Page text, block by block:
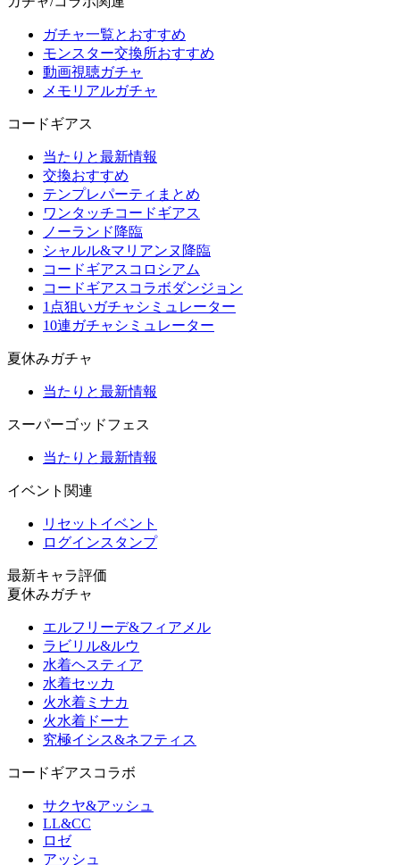
ガチャ一覧とおすすめ
モンスター交換所おすすめ
動画視聴ガチャ
メモリアルガチャ
コードギアス
当たりと最新情報
交換おすすめ
テンプレパーティまとめ
ワンタッチコードギアス
ノーランド降臨
シャルル&マリアンヌ降臨
コードギアスコロシアム
コードギアスコラボダンジョン
1点狙いガチャシミュレーター
10連ガチャシミュレーター
夏休みガチャ
当たりと最新情報
スーパーゴッドフェス
当たりと最新情報
イベント関連
リセットイベント
ログインスタンプ
最新キャラ評価
夏休みガチャ
エルフリーデ&フィアメル
ラビリル&ルウ
水着ヘスティア
水着セッカ
火水着ミナカ
火水着ドーナ
究極イシス&ネフティス
コードギアスコラボ
サクヤ&アッシュ
LL&CC
ロゼ
アッシュ